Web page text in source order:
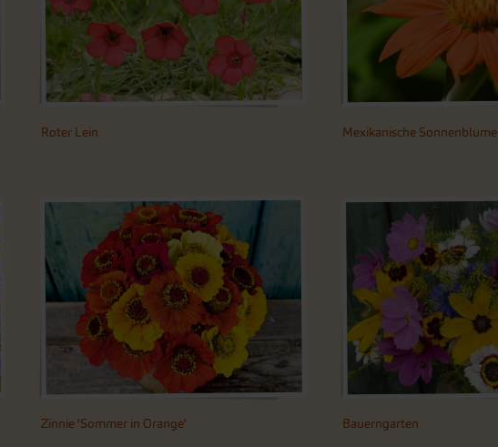
Roter Lein Mexikanische Sonnenblume
Zinnie 'Sommer in Orange' Bauerngarten